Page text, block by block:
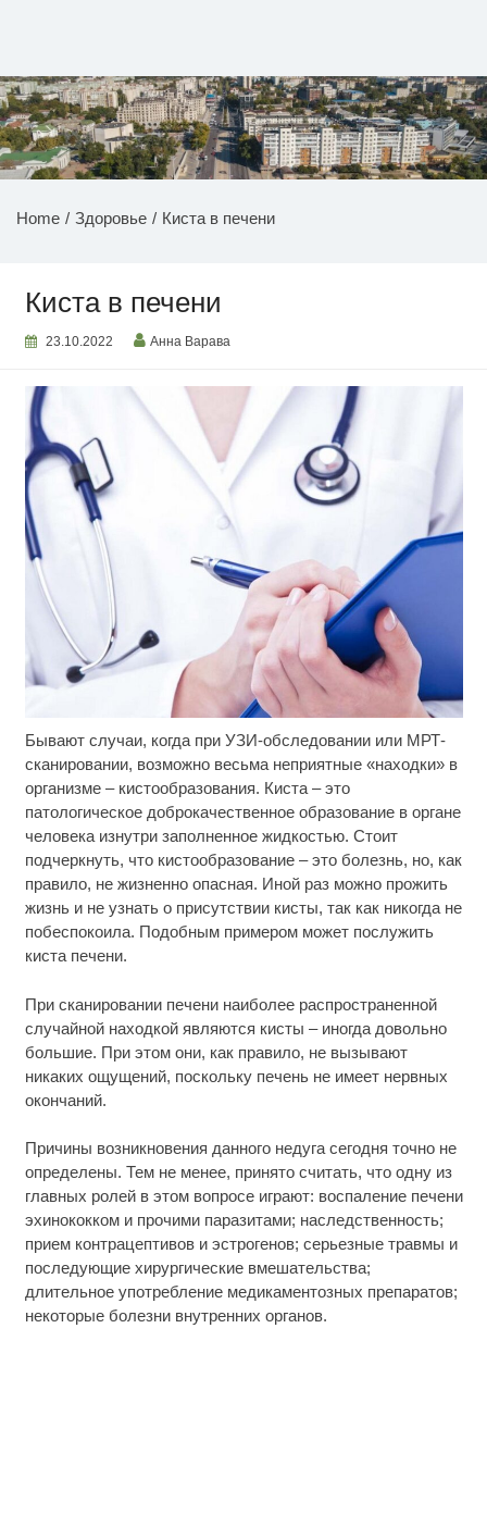
НОВОСТИ ПРИДНЕСТРОВЬЯ
Home Здоровье Киста в печени
Киста в печени
23.10.2022 Анна Варава
Бывают случаи, когда при УЗИ-обследовании или МРТ-
сканировании, возможно весьма неприятные «находки» в
организме – кистообразования. Киста – это
патологическое доброкачественное образование в органе
человека изнутри заполненное жидкостью. Стоит
подчеркнуть, что кистообразование – это болезнь, но, как
правило, не жизненно опасная. Иной раз можно прожить
жизнь и не узнать о присутствии кисты, так как никогда не
побеспокоила. Подобным примером может послужить
киста печени.
При сканировании печени наиболее распространенной
случайной находкой являются кисты – иногда довольно
большие. При этом они, как правило, не вызывают
никаких ощущений, поскольку печень не имеет нервных
окончаний.
Причины возникновения данного недуга сегодня точно не
определены. Тем не менее, принято считать, что одну из
главных ролей в этом вопросе играют: воспаление печени
эхинококком и прочими паразитами; наследственность;
прием контрацептивов и эстрогенов; серьезные травмы и
последующие хирургические вмешательства;
длительное употребление медикаментозных препаратов;
некоторые болезни внутренних органов.
i
Этот танец невесты оставит вас без слов!
i
Ролик из Омска: вы будете смеяться долго
Смолов призвал российских футболистов
покинуть страну